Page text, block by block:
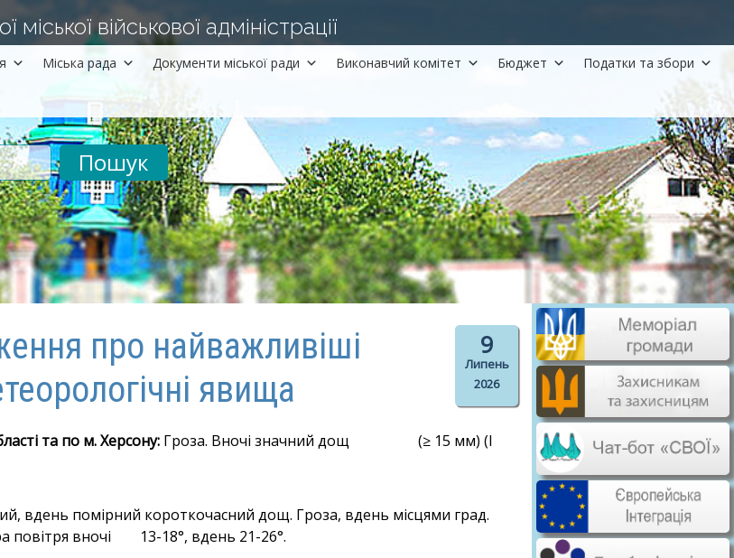
військової адміністрації
Міська рада Документи міської ради Виконавчий комітет Бюджет Податки та збори
9
Липень
2026
про найважливіші
явища
та по м. Херсону: Гроза. Вночі значний дощ (≥ 15 мм) (І
вдень помірний короткочасний дощ. Гроза, вдень місцями град.
повітря вночі 13-18°, вдень 21-26°.